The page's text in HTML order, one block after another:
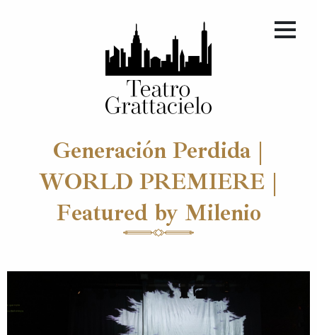
Generación Perdida |
WORLD PREMIERE |
Featured by Milenio